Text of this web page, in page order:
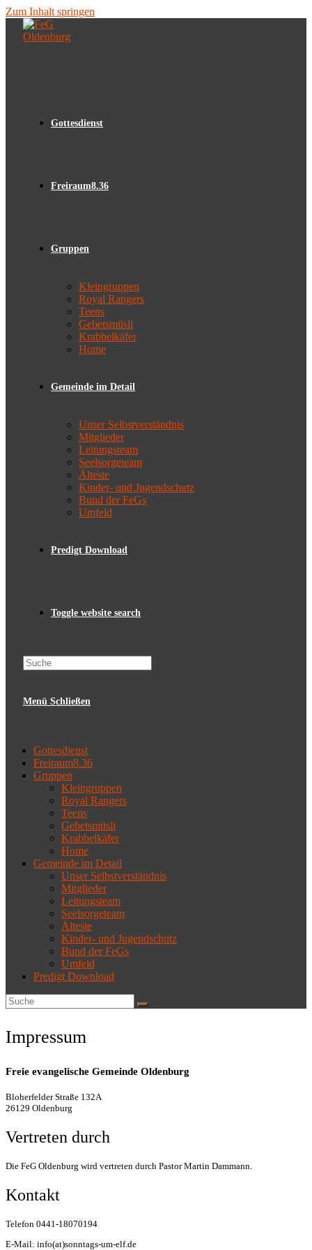
Zum Inhalt springen
Gottesdienst
Freiraum8.36
Gruppen
Kleingruppen
Royal Rangers
Teens
Gebetsmüsli
Krabbelkäfer
Home
Gemeinde im Detail
Unser Selbstverständnis
Mitglieder
Leitungsteam
Seelsorgeteam
Älteste
Kinder- und Jugendschutz
Bund der FeGs
Umfeld
Predigt Download
Toggle website search
Menü Schließen
Gottesdienst
Freiraum8.36
Gruppen
Kleingruppen
Royal Rangers
Teens
Gebetsmüsli
Krabbelkäfer
Home
Gemeinde im Detail
Unser Selbstverständnis
Mitglieder
Leitungsteam
Seelsorgeteam
Älteste
Kinder- und Jugendschutz
Bund der FeGs
Umfeld
Predigt Download
Impressum
Freie evangelische Gemeinde Oldenburg
Bloherfelder Straße 132A
26129 Oldenburg
Vertreten durch
Die FeG Oldenburg wird vertreten durch Pastor Martin Dammann.
Kontakt
Telefon 0441-18070194
E-Mail: info(at)sonntags-um-elf.de